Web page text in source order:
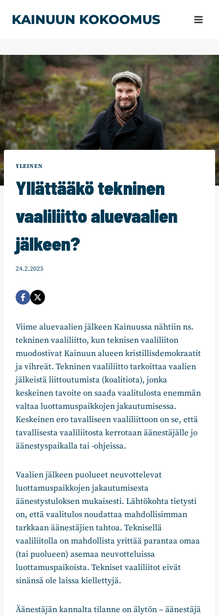
sisältöön
KAINUUN KOKOOMUS
YLEINEN
Yllättääkö tekninen
vaaliliitto aluevaalien
jälkeen?
24.2.2025
Viime aluevaalien jälkeen Kainuussa nähtiin ns.
tekninen vaaliliitto, kun teknisen vaaliliiton
muodostivat Kainuun alueen kristillisdemokraatit
ja vihreät. Tekninen vaaliliitto tarkoittaa vaalien
jälkeistä liittoutumista (koalitiota), jonka
keskeinen tavoite on saada vaalitulosta enemmän
valtaa luottamuspaikkojen jakautumisessa.
Keskeinen ero tavalliseen vaaliliittoon on se, että
tavallisesta vaaliliitosta kerrotaan äänestäjälle jo
äänestyspaikalla tai -ohjeissa.
Vaalien jälkeen puolueet neuvottelevat
luottamuspaikkojen jakautumisesta
äänestystuloksen mukaisesti. Lähtökohta tietysti
on, että vaalitulos noudattaa mahdollisimman
tarkkaan äänestäjien tahtoa. Teknisellä
vaaliliitolla on mahdollista yrittää parantaa omaa
(tai puolueen) asemaa neuvotteluissa
luottamuspaikoista. Tekniset vaaliliitot eivät
sinänsä ole laissa kiellettyjä.
Äänestäjän kannalta tilanne on älytön – äänestäjä